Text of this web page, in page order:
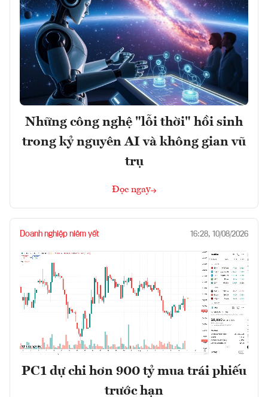
Những công nghệ "lỗi thời" hồi sinh
trong kỷ nguyên AI và không gian vũ
trụ
Đọc ngay
Doanh nghiệp niêm yết 16:28, 10/08/2026
PC1 dự chi hơn 900 tỷ mua trái phiếu
trước hạn